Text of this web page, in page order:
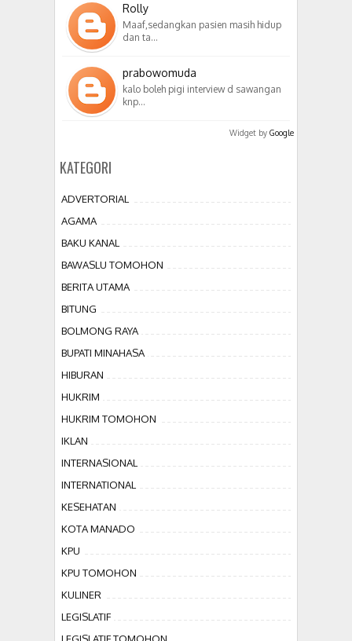
Rolly
Maaf,sedangkan pasien masih hidup
dan ta…
prabowomuda
kalo boleh pigi interview d sawangan
knp…
Widget by Google
KATEGORI
ADVERTORIAL
AGAMA
BAKU KANAL
BAWASLU TOMOHON
BERITA UTAMA
BITUNG
BOLMONG RAYA
BUPATI MINAHASA
HIBURAN
HUKRIM
HUKRIM TOMOHON
IKLAN
INTERNASIONAL
INTERNATIONAL
KESEHATAN
KOTA MANADO
KPU
KPU TOMOHON
KULINER
LEGISLATIF
LEGISLATIF TOMOHON